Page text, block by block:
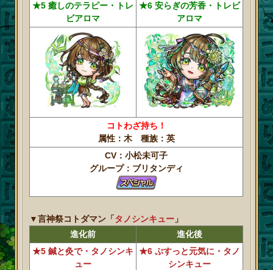
★5 癒しのテラピー・トレ
ビアロマ
★6 安らぎの芳香・トレビ
アロマ
コトわざ持ち！
属性：木 種族：英
CV：小松未可子
グループ：ブリタンディ
▼言神祭コトダマン「タノシンキュー 」
進化前
進化後
★5 鍼と灸で・タノシンキ
ュー
★6 ぷすっと元気に・タノ
シンキュー